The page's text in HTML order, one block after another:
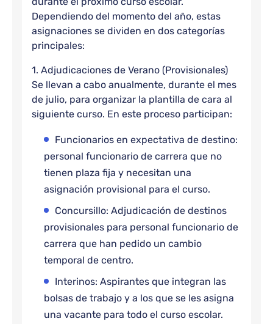
Dependiendo del momento del año, estas
asignaciones se dividen en dos categorías
principales:
1. Adjudicaciones de Verano (Provisionales)
Se llevan a cabo anualmente, durante el mes
de julio, para organizar la plantilla de cara al
siguiente curso. En este proceso participan:
Funcionarios en expectativa de destino:
personal funcionario de carrera que no
tienen plaza fija y necesitan una
asignación provisional para el curso.
Concursillo: Adjudicación de destinos
provisionales para personal funcionario de
carrera que han pedido un cambio
temporal de centro.
Interinos: Aspirantes que integran las
bolsas de trabajo y a los que se les asigna
una vacante para todo el curso escolar.